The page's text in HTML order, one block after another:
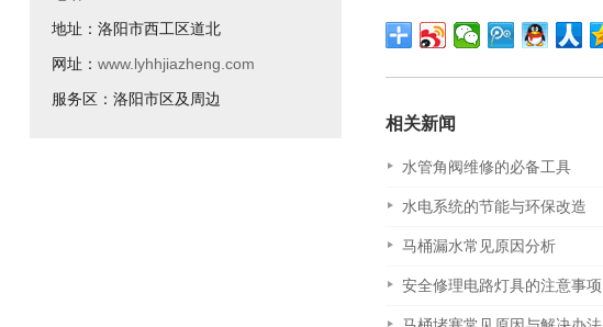
地址：洛阳市西工区道北
网址： www.lyhhjiazheng.com
服务区：洛阳市区及周边
相关新闻
水管角阀维修的必备工具
水电系统的节能与环保改造
马桶漏水常见原因分析
安全修理电路灯具的注意事项